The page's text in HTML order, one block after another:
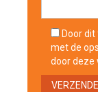
Door
met de
door deze